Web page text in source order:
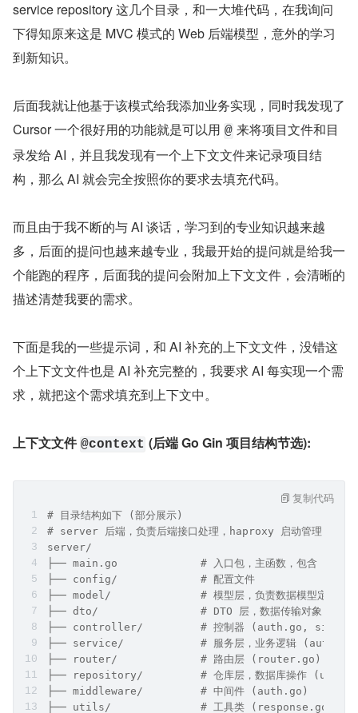
接下来我就一步一步让他给我完成我的需求，我记得我最先
是让他给我加了一个中间件记录日志，然后又在他给的中间
件，并且这个过程 AI 创造性的给我添加了 controller router
service repository 这几个目录，和一大堆代码，在我询问
到新知识。
Cursor 一个很好用的功能就是可以用
来将项目文件和目
录发给 AI，并且我发现有一个上下文文件来记录项目结
构，那么 AI 就会完全按照你的要求去填充代码。
而且由于我不断的与 AI 谈话，学习到的专业知识越来越
多，后面的提问也越来越专业，我最开始的提问就是给我一
个能跑的程序，后面我的提问会附加上下文文件，会清晰的
个上下文文件也是 AI 补充完整的，我要求 AI 每实现一个需
上下文文件 @context
# 目录结构如下 (部分展示)
# server 后端，负责后端接口处理，haproxy 启动管理，配置
server/
├── main.go             # 入口包，主函数，包含
├── config/             # 配置文件
├── model/              # 模型层，负责数据模型定
复制代码